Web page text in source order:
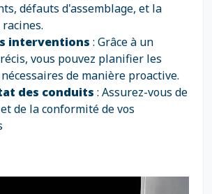
défauts d'assemblage, et la
interventions : Grâce à un
vous pouvez planifier les
de manière proactive.
des conduits : Assurez-vous de
de la conformité de vos